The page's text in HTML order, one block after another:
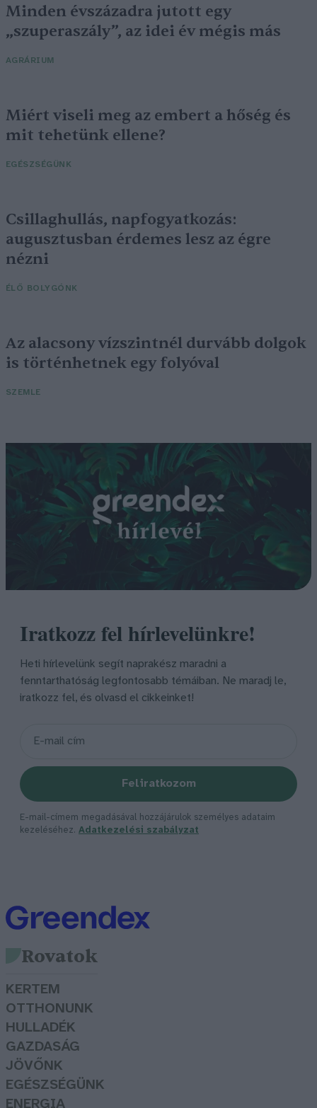
Minden évszázadra jutott egy
„szuperaszály”, az idei év mégis más
AGRÁRIUM
Miért viseli meg az embert a hőség és
mit tehetünk ellene?
EGÉSZSÉGÜNK
Csillaghullás, napfogyatkozás:
augusztusban érdemes lesz az égre
nézni
ÉLŐ BOLYGÓNK
Az alacsony vízszintnél durvább dolgok
is történhetnek egy folyóval
SZEMLE
Iratkozz fel hírlevelünkre!
Heti hírlevelünk segít naprakész maradni a
fenntarthatóság legfontosabb témáiban. Ne maradj le,
iratkozz fel, és olvasd el cikkeinket!
Feliratkozom
E-mail-címem megadásával hozzájárulok személyes adataim
kezeléséhez. Adatkezelési szabályzat
Rovatok
KERTEM
OTTHONUNK
HULLADÉK
GAZDASÁG
JÖVŐNK
EGÉSZSÉGÜNK
ENERGIA